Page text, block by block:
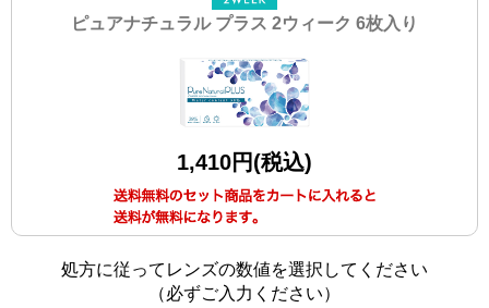
ピュアナチュラル プラス 2ウィーク 6枚入り
1,410円(税込)
処方に従ってレンズの数値を選択してください
（必ずご入力ください）